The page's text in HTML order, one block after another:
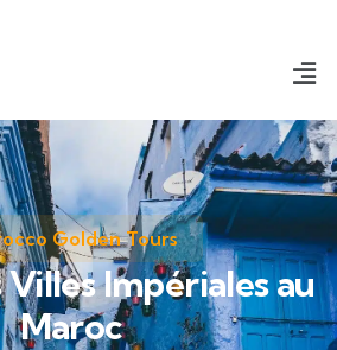
Golden Tours
Impériales au
Maroc